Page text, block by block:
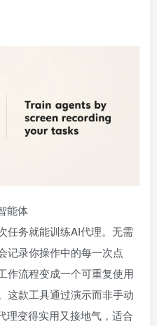
能体
任务就能训练AI代理。无需
记录你操作中的每一次点
作流程变成一个可重复使用
这款工具通过演示而非手动
理变得实用又接地气，适合